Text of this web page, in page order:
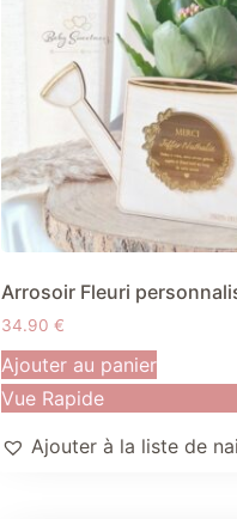
Arrosoir Fleuri
34.90 €
Ajouter au panier
Vue Rapide
Ajouter à la liste de